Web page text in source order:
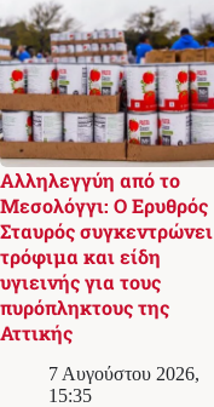
Αλληλεγγύη από το
Μεσολόγγι: Ο Ερυθρός
Σταυρός συγκεντρώνει
τρόφιμα και είδη
υγιεινής για τους
πυρόπληκτους της
Αττικής
7 Αυγούστου 2026,
15:35